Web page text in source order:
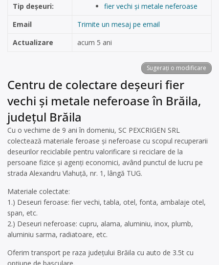
Tip deșeuri:
fier vechi și metale neferoase
Email
Trimite un mesaj pe email
Actualizare
acum 5 ani
Sugerați o modificare
Centru de colectare deșeuri fier
vechi și metale neferoase în Brăila,
județul Brăila
Cu o vechime de 9 ani în domeniu, SC PEXCRIGEN SRL
colectează materiale feroase și neferoase cu scopul recuperarii
deseurilor reciclabile pentru valorificare si reciclare de la
persoane fizice și agenți economici, având punctul de lucru pe
strada Alexandru Vlahuță, nr. 1, lângă TUG.
Materiale colectate:
1.) Deseuri feroase: fier vechi, tabla, otel, fonta, ambalaje otel,
span, etc.
2.) Deseuri neferoase: cupru, alama, aluminiu, inox, plumb,
aluminiu sarma, radiatoare, etc.
Oferim transport pe raza județului Brăila cu auto de 3.5t cu